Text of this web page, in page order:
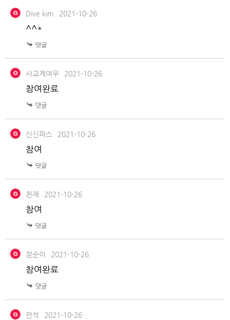
Dive kim 2021-10-26
^^*
사교계여우 2021-10-26
참여완료
신신파스 2021-10-26
참여
천재 2021-10-26
참여
잠순이 2021-10-26
참여완료
만석 2021-10-26